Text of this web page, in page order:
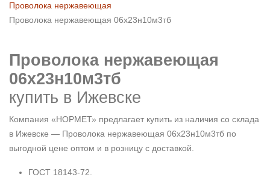
Проволока нержавеющая
Проволока нержавеющая 06х23н10м3тб
Проволока нержавеющая
06х23н10м3тб
купить в Ижевске
Компания «НОРМЕТ» предлагает купить из наличия со склада
в Ижевске — Проволока нержавеющая 06х23н10м3тб по
выгодной цене оптом и в розницу с доставкой.
ГОСТ 18143-72.